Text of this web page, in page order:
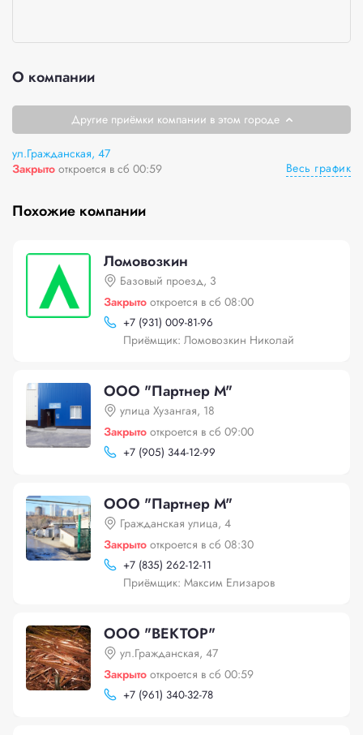
О компании
Другие приёмки компании в этом городе
ул.Гражданская, 47
Закрыто откроется в сб 00:59 Весь график
Похожие компании
Ломовозкин
Базовый проезд, 3
Закрыто откроется в сб 08:00
+7 (931) 009-81-96
Приёмщик: Ломовозкин Николай
ООО "Партнер М"
улица Хузангая, 18
Закрыто откроется в сб 09:00
+7 (905) 344-12-99
ООО "Партнер М"
Гражданская улица, 4
Закрыто откроется в сб 08:30
+7 (835) 262-12-11
Приёмщик: Максим Елизаров
ООО "ВЕКТОР"
ул.Гражданская, 47
Закрыто откроется в сб 00:59
+7 (961) 340-32-78